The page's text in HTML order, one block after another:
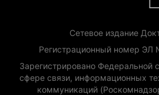
Сетевое издание
Регистрационный номер
Зарегистрировано Федеральной
сфере связи, информационных
коммуникаций